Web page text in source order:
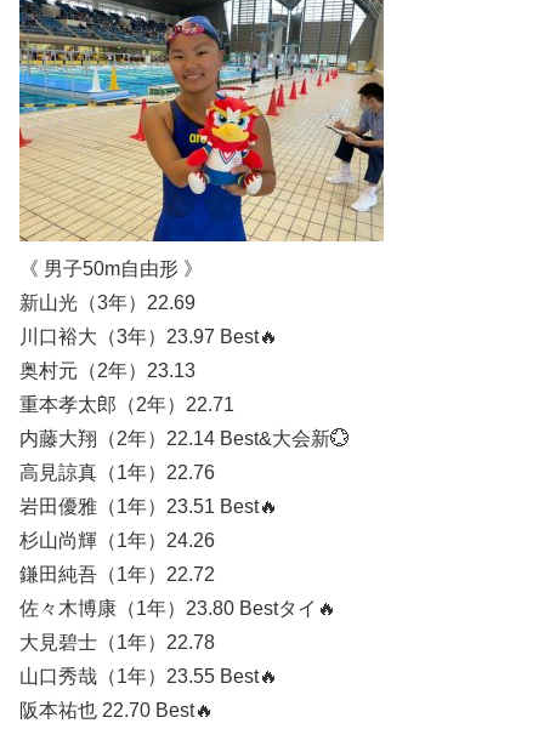
《 男子50m自由形 》
新山光（3年）22.69
川口裕大（3年）23.97 Best🔥
奥村元（2年）23.13
重本孝太郎（2年）22.71
内藤大翔（2年）22.14 Best&大会新💮
高見諒真（1年）22.76
岩田優雅（1年）23.51 Best🔥
杉山尚輝（1年）24.26
鎌田純吾（1年）22.72
佐々木博康（1年）23.80 Bestタイ🔥
大見碧士（1年）22.78
山口秀哉（1年）23.55 Best🔥
阪本祐也 22.70 Best🔥